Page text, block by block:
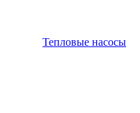
Тепловые насосы